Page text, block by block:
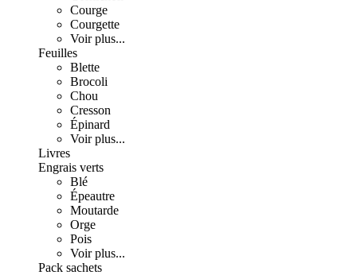
Courge
Courgette
Voir plus...
Feuilles
Blette
Brocoli
Chou
Cresson
Épinard
Voir plus...
Livres
Engrais verts
Blé
Épeautre
Moutarde
Orge
Pois
Voir plus...
Pack sachets